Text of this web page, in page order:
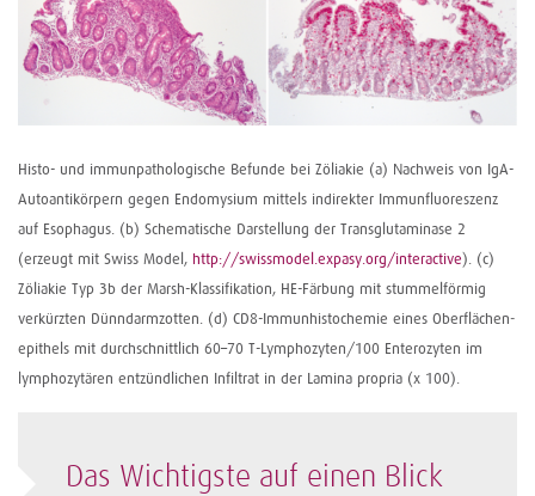
Histo- und immunpathologische Befunde bei Zöliakie (a) Nachweis von IgA-
Autoantikörpern gegen Endomysium mittels indirekter Immunfluoreszenz
auf Esophagus. (b) Schematische Darstellung der Transglutaminase 2
(erzeugt mit Swiss Model, http://swissmodel.expasy.org/interactive). (c)
Zöliakie Typ 3b der Marsh-Klassifikation, HE-Färbung mit stummelförmig
verkürzten Dünndarmzotten. (d) CD8-Immunhisto­chemie eines Oberflächen­
epithels mit durchschnittlich 60–70 T-Lymphozyten/100 Enterozyten im
lymphozytären entzündlichen Infiltrat in der Lamina propria (x 100).
Das Wichtigste auf einen Blick